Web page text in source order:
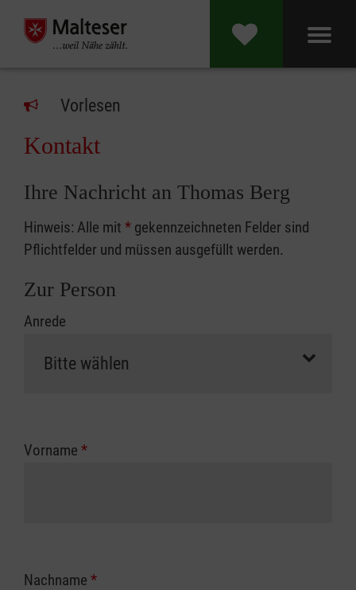
Vorlesen
Kontakt
Ihre Nachricht an Thomas Berg
Hinweis: Alle mit * gekennzeichneten Felder sind
Pflichtfelder und müssen ausgefüllt werden.
Zur Person
Anrede
Vorname *
Nachname *